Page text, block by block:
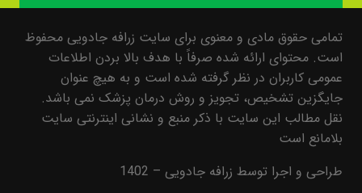
تمامی حقوق مادی و معنوی برای سایت زرافه جادویی محفوظ
است. محتوای ارائه شده صرفاً با هدف بالا بردن اطلاعات
عمومی کاربران در نظر گرفته شده است و به هیچ عنوان
جایگزین تشخیص، تجویز و روش درمان پزشک نمی باشد.
نقل مطالب این سایت با ذکر منبع و نشانی اینترنتی سایت
بلامانع است
طراحی و اجرا توسط زرافه جادویی – 1402